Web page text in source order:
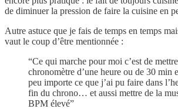
de diminuer la pression de faire la cuisine en
Autre astuce que je fais de temps en temps
vaut le coup d’être mentionnée :
“Ce qui marche pour moi c’est de
chronomètre d’une heure ou de 30 min
peu importe ce que j’ai pu faire dans
fin du chrono… et aussi mettre de la
BPM élevé”